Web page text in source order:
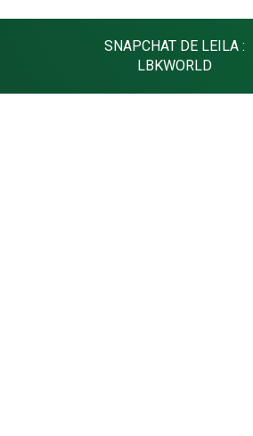
SNAPCHAT DE LEILA :
LBKWORLD